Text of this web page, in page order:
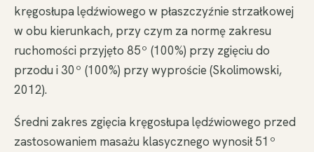
kręgosłupa lędźwiowego w płaszczyźnie strzałkowej
w obu kierunkach, przy czym za normę zakresu
ruchomości przyjęto 85º (100%) przy zgięciu do
przodu i 30º (100%) przy wyproście (Skolimowski,
2012).
Średni zakres zgięcia kręgosłupa lędźwiowego przed
zastosowaniem masażu klasycznego wynosił 51º